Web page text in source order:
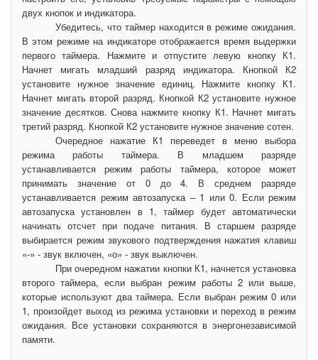
двух кнопок и индикатора.
Убедитесь, что таймер находится в режиме ожидания.
В этом режиме на индикаторе отображается время выдержки
первого таймера. Нажмите и отпустите левую кнопку К1.
Начнет мигать младший разряд индикатора. Кнопкой К2
установите нужное значение единиц. Нажмите кнопку К1.
Начнет мигать второй разряд. Кнопкой К2 установите нужное
значение десятков. Снова нажмите кнопку К1. Начнет мигать
третий разряд. Кнопкой К2 установите нужное значение сотен.
Очередное нажатие К1 переведет в меню выбора
режима работы таймера. В младшем разряде
устанавливается режим работы таймера, которое может
принимать значение от 0 до 4. В среднем разряде
устанавливается режим автозапуска – 1 или 0. Если режим
автозапуска установлен в 1, таймер будет автоматически
начинать отсчет при подаче питания. В старшем разряде
выбирается режим звукового подтверждения нажатия клавиш
«-» - звук включен, «о» - звук выключен.
При очередном нажатии кнопки К1, начнется установка
второго таймера, если выбран режим работы 2 или выше,
которые используют два таймера. Если выбран режим 0 или
1, произойдет выход из режима установки и переход в режим
ожидания. Все установки сохраняются в энергонезависимой
памяти.